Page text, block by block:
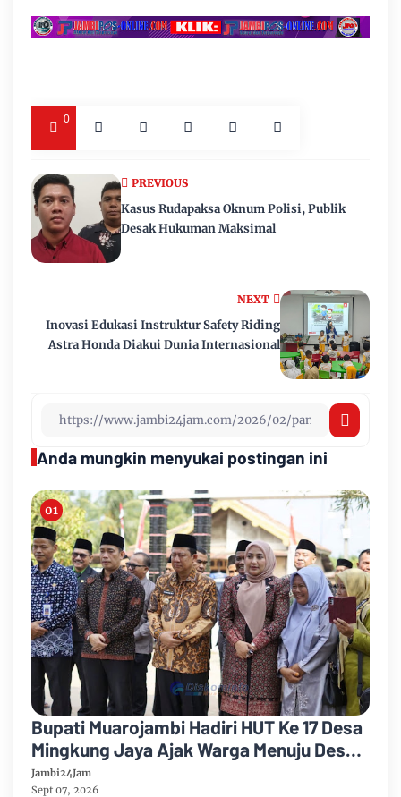
0
NEXT
Inovasi Edukasi Instruktur Safety Riding
Astra Honda Diakui Dunia Internasional
PREVIOUS
Kasus Rudapaksa Oknum Polisi, Publik
Desak Hukuman Maksimal
Anda mungkin menyukai postingan ini
Bupati Muarojambi Hadiri HUT Ke 17 Desa
Mingkung Jaya Ajak Warga Menuju Desa
Mandiri 2026
Jambi24Jam
Sept 07, 2026